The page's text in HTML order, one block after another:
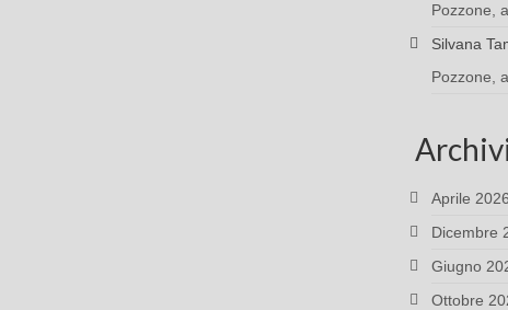
Pozzone,
Silvana
Pozzone,
Aprile 2026
Dicembre
Giugno
Ottobre